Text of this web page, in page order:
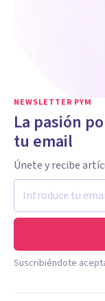
NEWSLETTER PYM
La pasión
tu email
Únete y recibe
Suscribiéndote